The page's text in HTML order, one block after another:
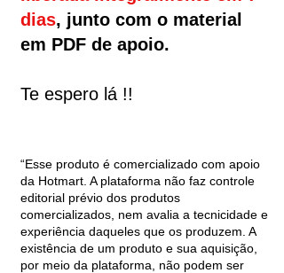
dias, junto com o material
em PDF de apoio.
Te espero lá !!
“Esse produto é comercializado com apoio
da Hotmart. A plataforma não faz controle
editorial prévio dos produtos
comercializados, nem avalia a tecnicidade e
experiência daqueles que os produzem. A
existência de um produto e sua aquisição,
por meio da plataforma, não podem ser